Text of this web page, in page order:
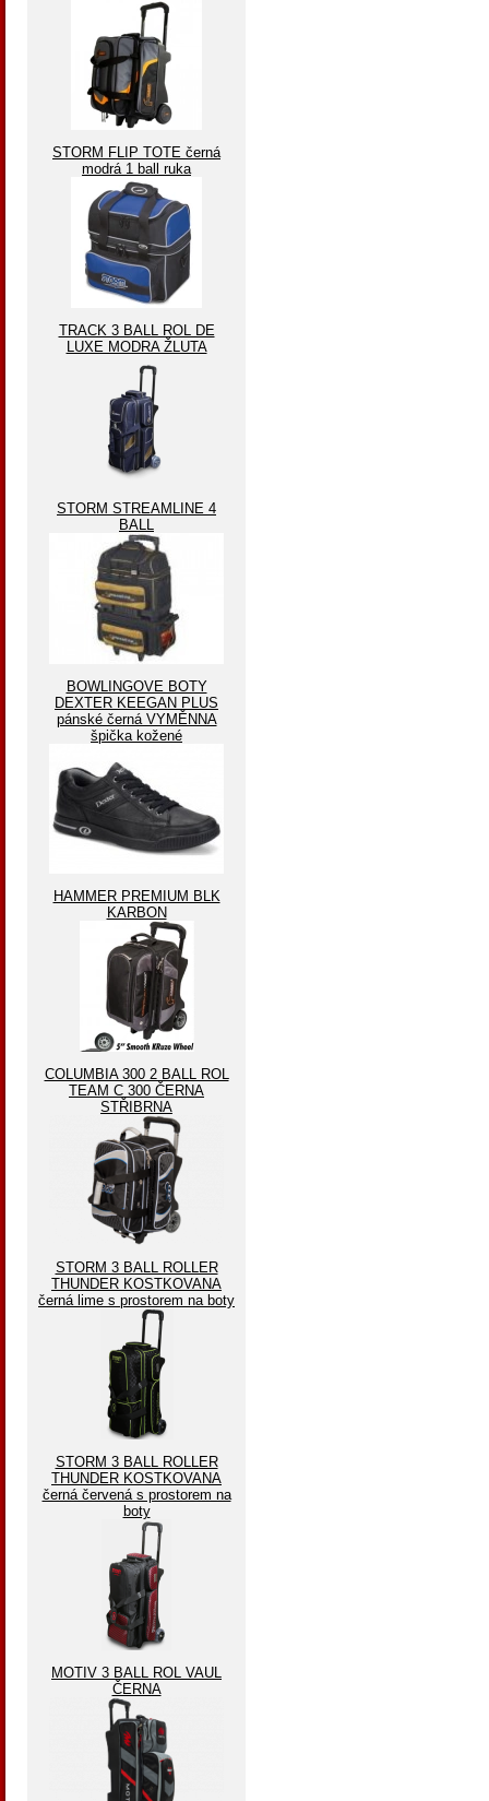
STORM FLIP TOTE černá
modrá 1 ball ruka
TRACK 3 BALL ROL DE
LUXE MODRA ŽLUTA
STORM STREAMLINE 4
BALL
BOWLINGOVE BOTY
DEXTER KEEGAN PLUS
pánské černá VYMĚNNA
špička kožené
HAMMER PREMIUM BLK
KARBON
COLUMBIA 300 2 BALL ROL
TEAM C 300 ČERNA
STŘIBRNA
STORM 3 BALL ROLLER
THUNDER KOSTKOVANA
černá lime s prostorem na boty
STORM 3 BALL ROLLER
THUNDER KOSTKOVANA
černá červená s prostorem na
boty
MOTIV 3 BALL ROL VAUL
ČERNA